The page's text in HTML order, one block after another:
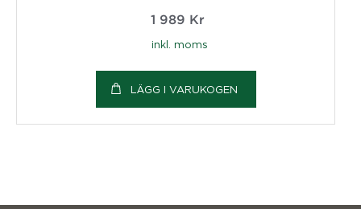
1 989 Kr
inkl. moms
LÄGG I VARUKOGEN